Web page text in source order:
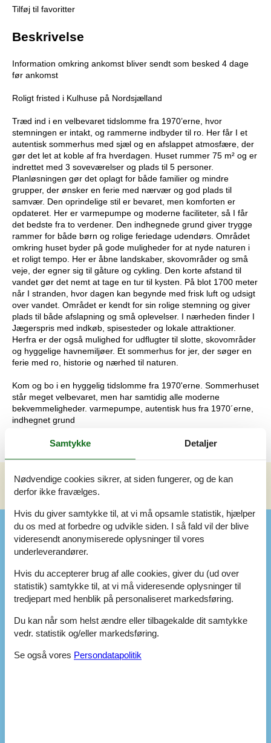
Tilføj til favoritter
Beskrivelse
Information omkring ankomst bliver sendt som besked 4 dage
før ankomst
Roligt fristed i Kulhuse på Nordsjælland
Træd ind i en velbevaret tidslomme fra 1970’erne, hvor
stemningen er intakt, og rammerne indbyder til ro. Her får I et
autentisk sommerhus med sjæl og en afslappet atmosfære, der
gør det let at koble af fra hverdagen. Huset rummer 75 m² og er
indrettet med 3 soveværelser og plads til 5 personer.
Planløsningen gør det oplagt for både familier og mindre
grupper, der ønsker en ferie med nærvær og god plads til
samvær. Den oprindelige stil er bevaret, men komforten er
opdateret. Her er varmepumpe og moderne faciliteter, så I får
det bedste fra to verdener. Den indhegnede grund giver trygge
rammer for både børn og rolige feriedage udendørs. Området
omkring huset byder på gode muligheder for at nyde naturen i
et roligt tempo. Her er åbne landskaber, skovområder og små
veje, der egner sig til gåture og cykling. Den korte afstand til
vandet gør det nemt at tage en tur til kysten. På blot 1700 meter
når I stranden, hvor dagen kan begynde med frisk luft og udsigt
over vandet. Området er kendt for sin rolige stemning og giver
plads til både afslapning og små oplevelser. I nærheden finder I
Jægerspris med indkøb, spisesteder og lokale attraktioner.
Herfra er der også mulighed for udflugter til slotte, skovområder
og hyggelige havnemiljøer. Et sommerhus for jer, der søger en
ferie med ro, historie og nærhed til naturen.
Kom og bo i en hyggelig tidslomme fra 1970'erne. Sommerhuset
står meget velbevaret, men har samtidig alle moderne
bekvemmeligheder. varmepumpe, autentisk hus fra 1970´erne,
indhegnet grund
Se nabo emner
Faciliteter
Aircondition
Antal badeværelser
Antal enkeltsenge
Antal stuer
Boligareal (m²)
Bruser
Samtykke Detaljer
Nødvendige cookies sikrer, at siden fungerer, og de kan
derfor ikke fravælges.
Hvis du giver samtykke til, at vi må opsamle statistik, hjælper
du os med at forbedre og udvikle siden. I så fald vil der blive
videresendt anonymiserede oplysninger til vores
underleverandører.
Hvis du accepterer brug af alle cookies, giver du (ud over
statistik) samtykke til, at vi må videresende oplysninger til
tredjepart med henblik på personaliseret markedsføring.
Du kan når som helst ændre eller tilbagekalde dit samtykke
vedr. statistik og/eller markedsføring.
Se også vores Persondatapolitik